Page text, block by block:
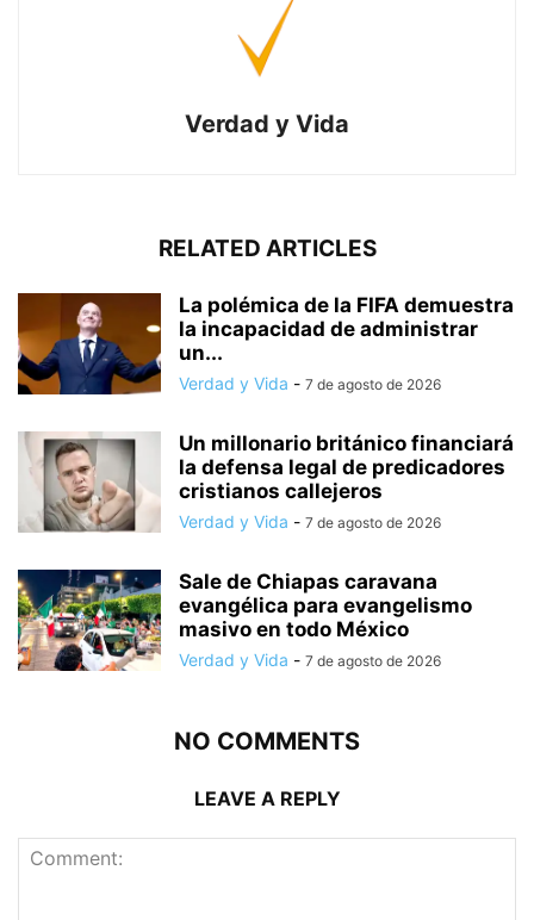
Verdad y Vida
RELATED ARTICLES
La polémica de la FIFA demuestra
la incapacidad de administrar
un...
Verdad y Vida - 7 de agosto de 2026
Un millonario británico financiará
la defensa legal de predicadores
cristianos callejeros
Verdad y Vida - 7 de agosto de 2026
Sale de Chiapas caravana
evangélica para evangelismo
masivo en todo México
Verdad y Vida - 7 de agosto de 2026
NO COMMENTS
LEAVE A REPLY